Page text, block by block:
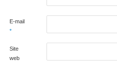
E-mail
*
Site
web